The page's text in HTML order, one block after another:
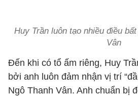
Huy Trần luôn tạo nhiều điều
Vân
Đến khi có tổ ấm riêng, Huy
bởi anh luôn đảm nhận vị trí
Ngô Thanh Vân. Anh chuẩn bị